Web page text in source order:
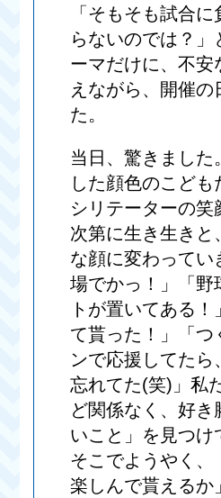
「そもそも試合
らないのでは？」
ーマだけに、不安
えながら、開催の
た。
当日、驚きました
した顔色のこども
シリテーターの笑
次第に生き生きと
な顔に変わってい
場でかっ！」「野
トが置いてある
て貰った！」「つ
ンで応援してたら
忘れてた(笑)」私
ど関係なく、好き
いこと」を見つけ
そこでようやく、
楽しんで貰えるか